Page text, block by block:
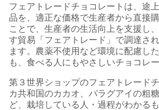
フェアトレードチョコレートは、途
品を、適正な価格で生産者から直接
ことで、生産者の生活向上を支援し
す貿易「フェアトレード」で調達さ
ます。農薬不使用など環境に配慮し
も、食べる人にもやさしいチョコレー
第３世界ショップのフェアトレード
カ共和国のカカオ、パラグアイの粗
ど、栽培している人・過程がわかる